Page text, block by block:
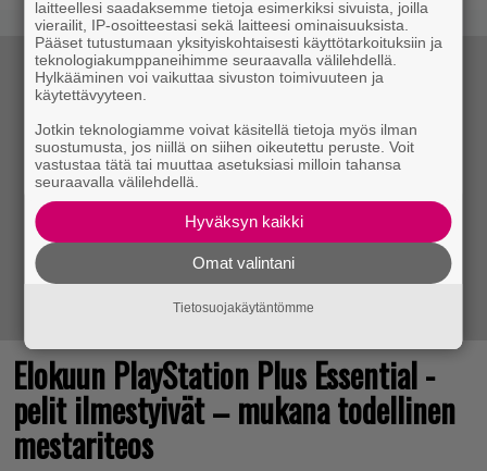
Elokuun PlayStation Plus Essential -
pelit ilmestyivät – mukana todellinen
mestariteos
laitteellesi saadaksemme tietoja esimerkiksi sivuista, joilla
vierailit, IP-osoitteestasi sekä laitteesi ominaisuuksista.
Pääset tutustumaan yksityiskohtaisesti käyttötarkoituksiin ja
teknologiakumppaneihimme seuraavalla välilehdellä.
Hylkääminen voi vaikuttaa sivuston toimivuuteen ja
käytettävyyteen.
Jotkin teknologiamme voivat käsitellä tietoja myös ilman
suostumusta, jos niillä on siihen oikeutettu peruste. Voit
vastustaa tätä tai muuttaa asetuksiasi milloin tahansa
seuraavalla välilehdellä.
Hyväksyn kaikki
Omat valintani
Tietosuojakäytäntömme